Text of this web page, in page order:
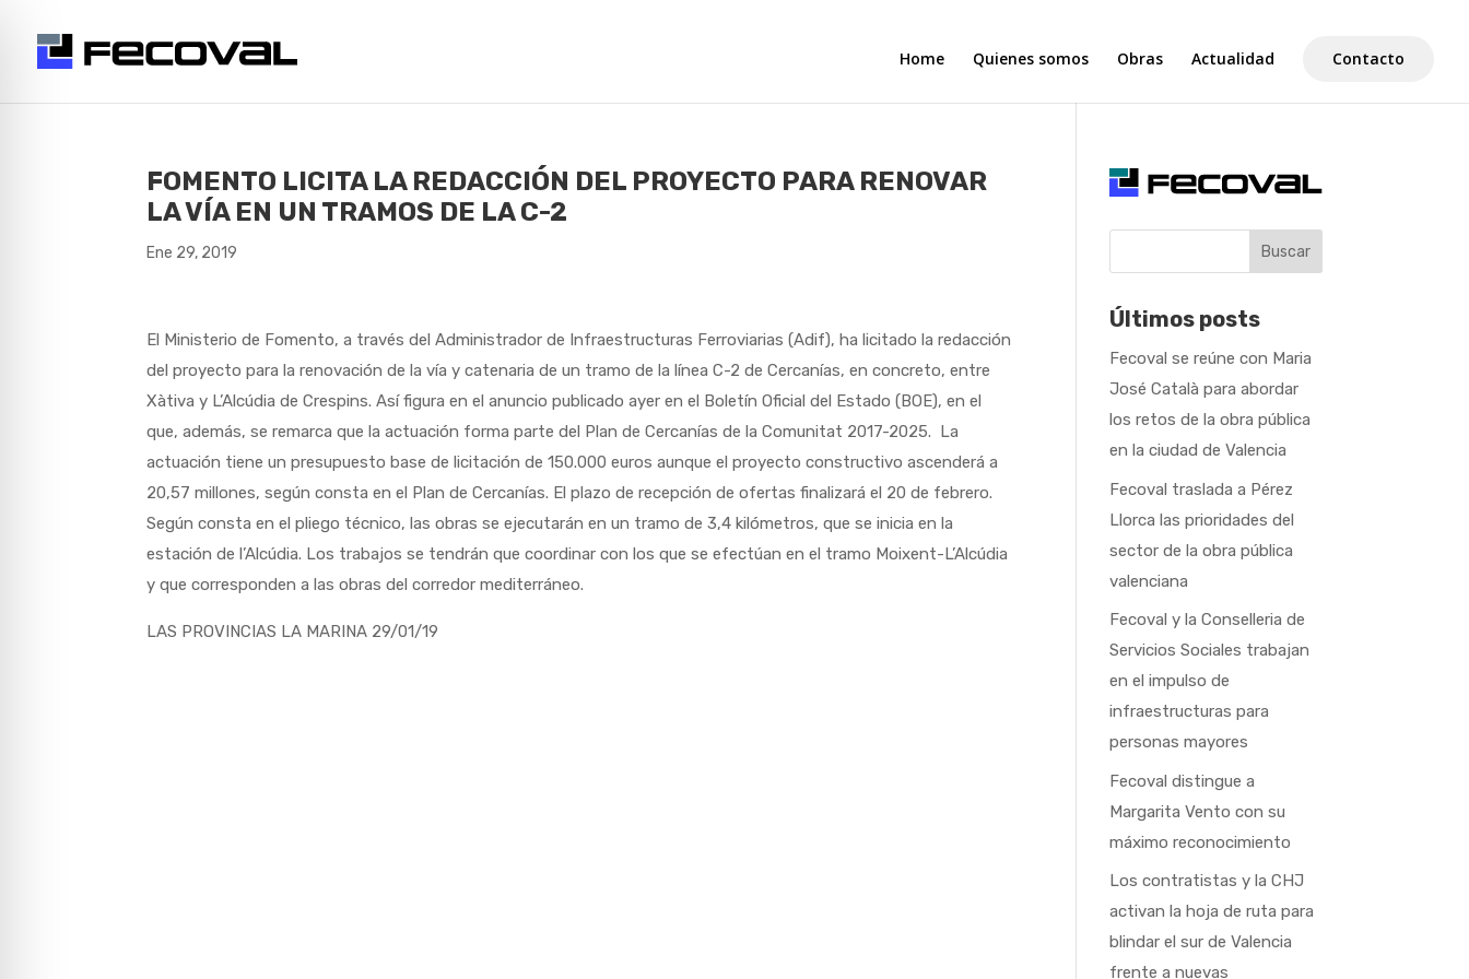
Home Quienes somos Obras Actualidad Contacto
FOMENTO LICITA LA REDACCIÓN DEL PROYECTO PARA RENOVAR
LA VÍA EN UN TRAMOS DE LA C-2
Ene 29, 2019
El Ministerio de Fomento, a través del Administrador de Infraestructuras Ferroviarias (Adif), ha licitado la redacción
del proyecto para la renovación de la vía y catenaria de un tramo de la línea C-2 de Cercanías, en concreto, entre
Xàtiva y L’Alcúdia de Crespins. Así figura en el anuncio publicado ayer en el Boletín Oficial del Estado (BOE), en el
que, además, se remarca que la actuación forma parte del Plan de Cercanías de la Comunitat 2017-2025. La
actuación tiene un presupuesto base de licitación de 150.000 euros aunque el proyecto constructivo ascenderá a
20,57 millones, según consta en el Plan de Cercanías. El plazo de recepción de ofertas finalizará el 20 de febrero.
Según consta en el pliego técnico, las obras se ejecutarán en un tramo de 3,4 kilómetros, que se inicia en la
estación de l’Alcúdia. Los trabajos se tendrán que coordinar con los que se efectúan en el tramo Moixent-L’Alcúdia
y que corresponden a las obras del corredor mediterráneo.
LAS PROVINCIAS LA MARINA 29/01/19
Buscar
Últimos posts
Fecoval se reúne con Maria
José Català para abordar
los retos de la obra pública
en la ciudad de Valencia
Fecoval traslada a Pérez
Llorca las prioridades del
sector de la obra pública
valenciana
Fecoval y la Conselleria de
Servicios Sociales trabajan
en el impulso de
infraestructuras para
personas mayores
Fecoval distingue a
Margarita Vento con su
máximo reconocimiento
Los contratistas y la CHJ
activan la hoja de ruta para
blindar el sur de Valencia
frente a nuevas